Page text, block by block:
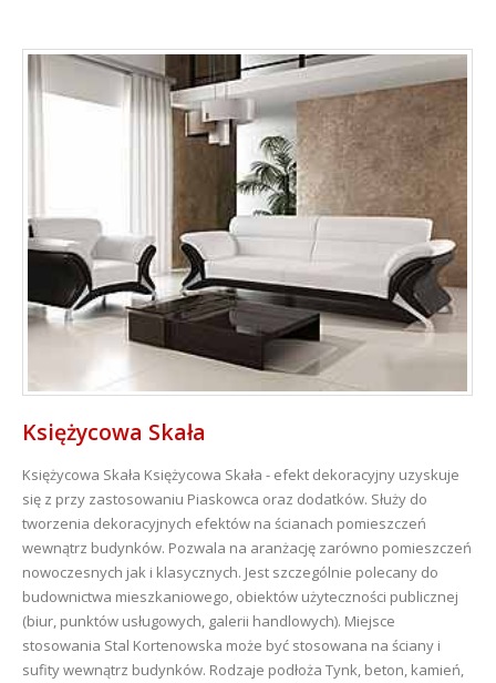
Księżycowa Skała
Księżycowa Skała Księżycowa Skała - efekt dekoracyjny uzyskuje
się z przy zastosowaniu Piaskowca oraz dodatków. Służy do
tworzenia dekoracyjnych efektów na ścianach pomieszczeń
wewnątrz budynków. Pozwala na aranżację zarówno pomieszczeń
nowoczesnych jak i klasycznych. Jest szczególnie polecany do
budownictwa mieszkaniowego, obiektów użyteczności publicznej
(biur, punktów usługowych, galerii handlowych). Miejsce
stosowania Stal Kortenowska może być stosowana na ściany i
sufity wewnątrz budynków. Rodzaje podłoża Tynk, beton, kamień,